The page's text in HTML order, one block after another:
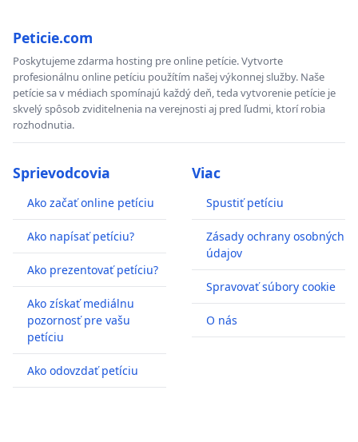
Peticie.com
Poskytujeme zdarma hosting pre online petície. Vytvorte
profesionálnu online petíciu použítím našej výkonnej služby. Naše
petície sa v médiach spomínajú každý deň, teda vytvorenie petície je
skvelý spôsob zviditelnenia na verejnosti aj pred ľudmi, ktorí robia
rozhodnutia.
Sprievodcovia
Ako začať online petíciu
Ako napísať petíciu?
Ako prezentovať petíciu?
Ako získať mediálnu
pozornosť pre vašu
petíciu
Ako odovzdať petíciu
Viac
Spustiť petíciu
Zásady ochrany osobných
údajov
Spravovať súbory cookie
O nás